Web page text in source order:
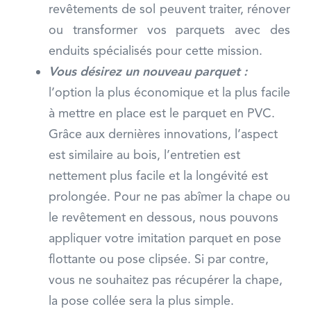
revêtements de sol peuvent traiter, rénover
ou transformer vos parquets avec des
enduits spécialisés pour cette mission.
Vous désirez un nouveau parquet :
l’option la plus économique et la plus facile
à mettre en place est le parquet en PVC.
Grâce aux dernières innovations, l’aspect
est similaire au bois, l’entretien est
nettement plus facile et la longévité est
prolongée. Pour ne pas abîmer la chape ou
le revêtement en dessous, nous pouvons
appliquer votre imitation parquet en pose
flottante ou pose clipsée. Si par contre,
vous ne souhaitez pas récupérer la chape,
la pose collée sera la plus simple.